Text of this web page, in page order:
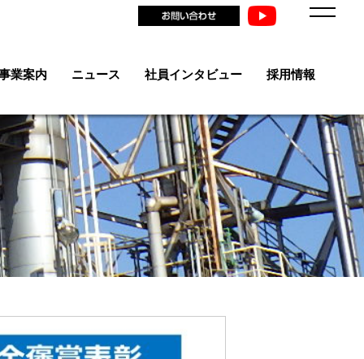
業案内 ニュース 社員インタビュー 採用情報